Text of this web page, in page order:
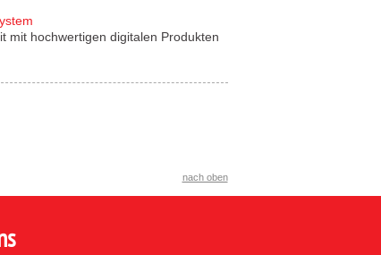
mit hochwertigen digitalen Produkten
nach oben